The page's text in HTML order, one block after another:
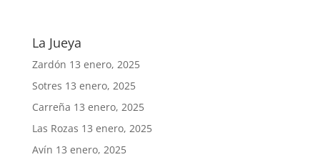
La Jueya
Zardón 13 enero, 2025
Sotres 13 enero, 2025
Carreña 13 enero, 2025
Las Rozas 13 enero, 2025
Avín 13 enero, 2025